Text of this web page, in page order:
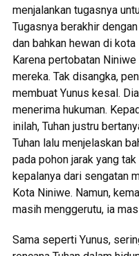
menjalankan tugasnya
Tugasnya berakhir
dan bahkan hewan di
Karena pertobatan
mereka. Tak disangka,
membuat Yunus kesal.
menerima hukuman.
inilah, Tuhan justru
Tuhan lalu menjelaskan
pada pohon jarak yang
kepalanya dari sengatan
Kota Niniwe. Namun,
masih menggerutu, ia
Sama seperti Yunus,